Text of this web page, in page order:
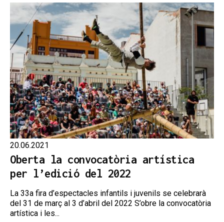
20.06.2021
Oberta la convocatòria artística
per l’edició del 2022
La 33a fira d’espectacles infantils i juvenils se celebrarà
del 31 de març al 3 d’abril del 2022 S’obre la convocatòria
artística i les...